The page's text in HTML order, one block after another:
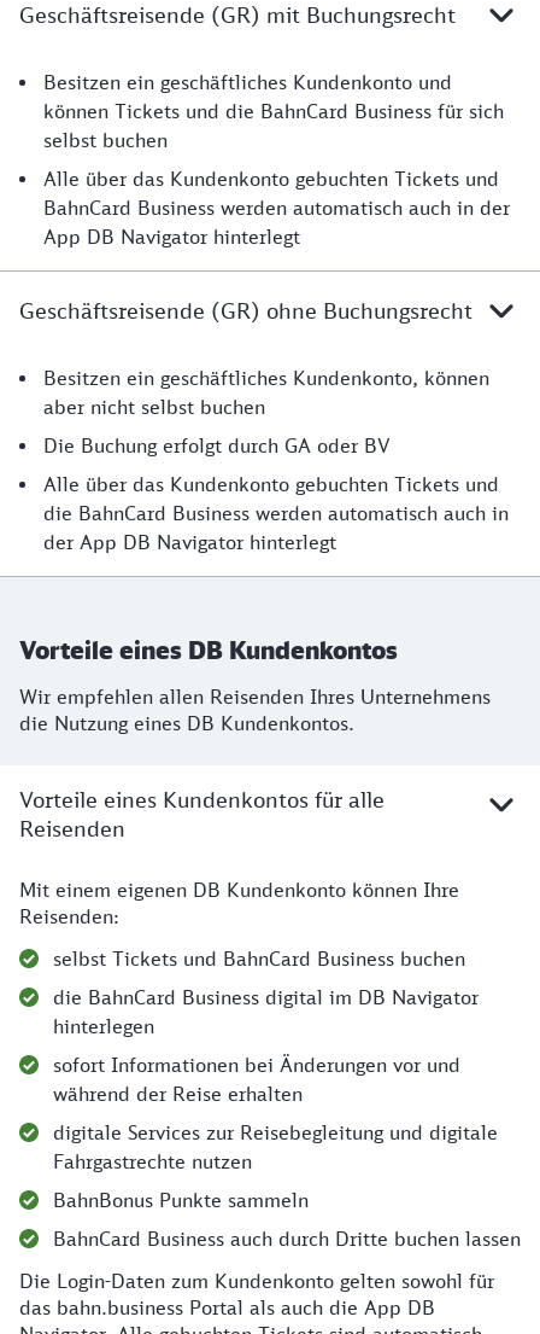
Geschäftsreisende (GR) mit Buchungsrecht
Erklärung
Besitzen ein geschäftliches Kundenkonto und
können Tickets und die BahnCard Business für sich
selbst buchen
Alle über das Kundenkonto gebuchten Tickets und
BahnCard Business werden automatisch auch in der
App DB Navigator hinterlegt
Geschäftsreisende (GR) ohne Buchungsrecht
Erklärung
Besitzen ein geschäftliches Kundenkonto, können
aber nicht selbst buchen
Die Buchung erfolgt durch GA oder BV
Alle über das Kundenkonto gebuchten Tickets und
die BahnCard Business werden automatisch auch in
der App DB Navigator hinterlegt
Vorteile eines DB Kundenkontos
Wir empfehlen allen Reisenden Ihres Unternehmens
die Nutzung eines DB Kundenkontos.
Vorteile eines Kundenkontos für alle
Reisenden
Die Vorteile eines Kundenkontos für alle Reisenden
Mit einem eigenen DB Kundenkonto können Ihre
Reisenden:
selbst Tickets und BahnCard Business buchen
die BahnCard Business digital im DB Navigator
hinterlegen
sofort Informationen bei Änderungen vor und
während der Reise erhalten
digitale Services zur Reisebegleitung und digitale
Fahrgastrechte nutzen
BahnBonus Punkte sammeln
BahnCard Business auch durch Dritte buchen lassen
Die Login-Daten zum Kundenkonto gelten sowohl für
das bahn.business Portal als auch die App DB